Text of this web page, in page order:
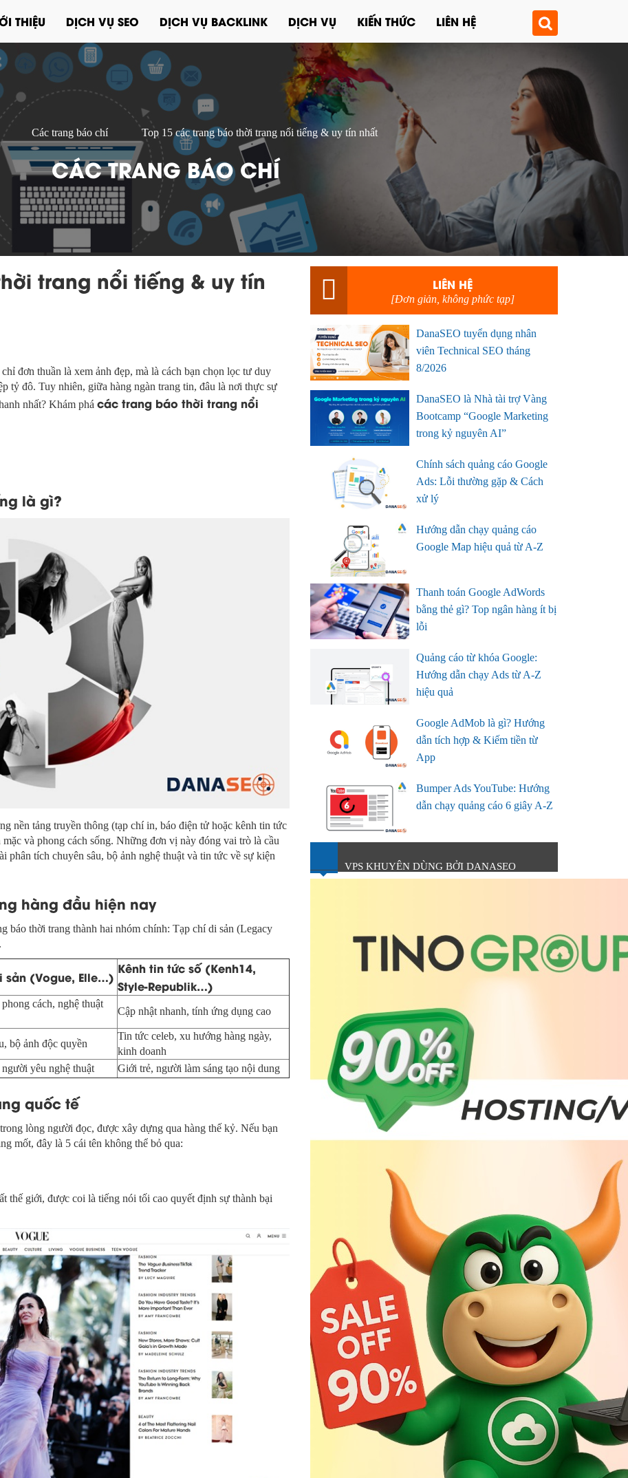
THIỆU DỊCH VỤ SEO DỊCH VỤ BACKLINK DỊCH VỤ KIẾN THỨC LIÊN HỆ
Các trang báo chí Top 15 các trang báo thời trang nổi tiếng & uy tín nhất
CÁC TRANG BÁO CHÍ
trang nổi tiếng & uy tín
đơn thuần là xem ảnh đẹp, mà là cách bạn chọn lọc tư duy
tỷ đô. Tuy nhiên, giữa hàng ngàn trang tin, đâu là nơi thực sự
nhất? Khám phá các trang báo thời trang nổi
là gì?
nền tảng truyền thông (tạp chí in, báo điện tử hoặc kênh tin tức
và phong cách sống. Những đơn vị này đóng vai trò là cầu
phân tích chuyên sâu, bộ ảnh nghệ thuật và tin tức về sự kiện
hàng đầu hiện nay
báo thời trang thành hai nhóm chính: Tạp chí di sản (Legacy
sản (Vogue, Elle…)
Kênh tin tức số (Kenh14,
Style-Republik…)
cách, nghệ thuật
Cập nhật nhanh, tính ứng dụng cao
bộ ảnh độc quyền
Tin tức celeb, xu hướng hàng ngày,
kinh doanh
yêu nghệ thuật Giới trẻ, người làm sáng tạo nội dung
quốc tế
lòng người đọc, được xây dựng qua hàng thế kỷ. Nếu bạn
mốt, đây là 5 cái tên không thể bỏ qua:
thế giới, được coi là tiếng nói tối cao quyết định sự thành bại
LIÊN HỆ
[Đơn giản, không phức tạp]
DanaSEO tuyển dụng nhân
viên Technical SEO tháng
8/2026
DanaSEO là Nhà tài trợ Vàng
Bootcamp “Google Marketing
trong kỷ nguyên AI”
Chính sách quảng cáo Google
Ads: Lỗi thường gặp & Cách
xử lý
Hướng dẫn chạy quảng cáo
Google Map hiệu quả từ A-Z
Thanh toán Google AdWords
bằng thẻ gì? Top ngân hàng ít bị
lỗi
Quảng cáo từ khóa Google:
Hướng dẫn chạy Ads từ A-Z
hiệu quả
Google AdMob là gì? Hướng
dẫn tích hợp & Kiếm tiền từ
App
Bumper Ads YouTube: Hướng
dẫn chạy quảng cáo 6 giây A-Z
VPS KHUYÊN DÙNG BỞI DANASEO